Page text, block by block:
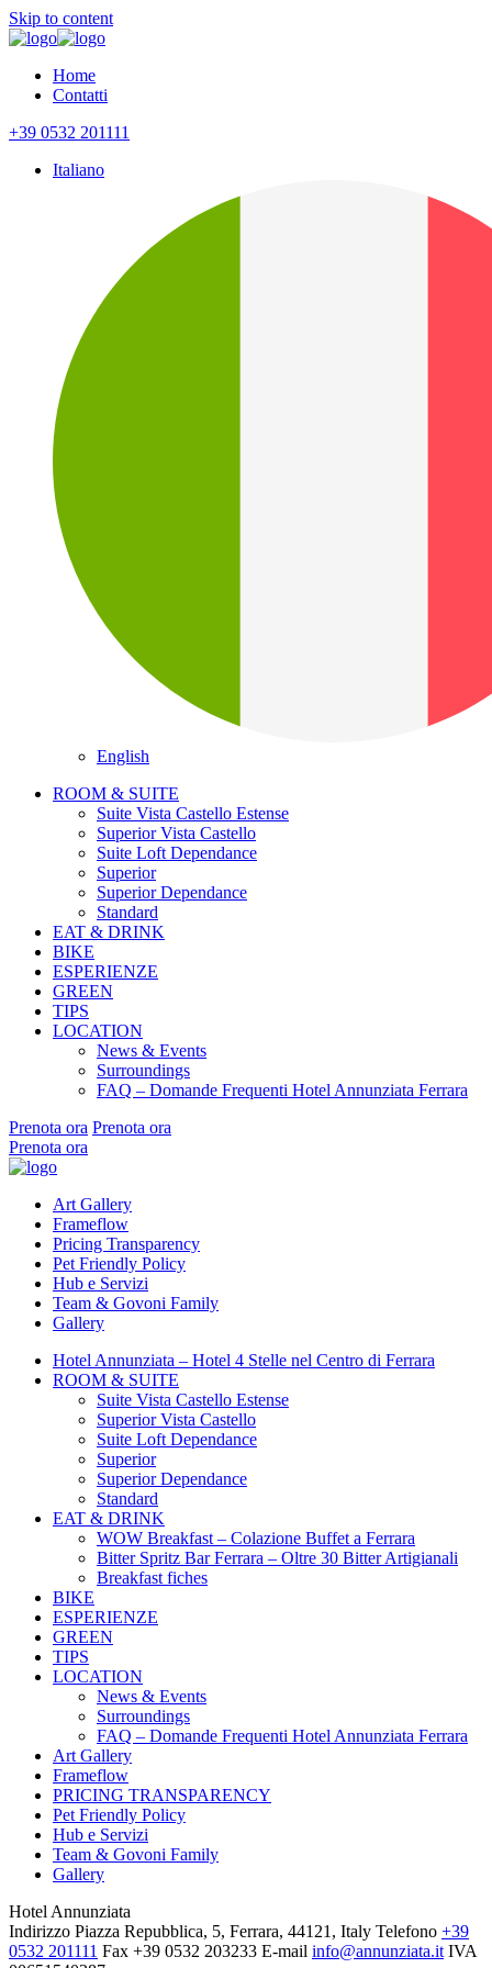
Skip to content
Home
Contatti
+39 0532 201111
Italiano
English
ROOM & SUITE
Suite Vista Castello Estense
Superior Vista Castello
Suite Loft Dependance
Superior
Superior Dependance
Standard
EAT & DRINK
BIKE
ESPERIENZE
GREEN
TIPS
LOCATION
News & Events
Surroundings
FAQ – Domande Frequenti Hotel Annunziata Ferrara
Prenota ora Prenota ora
Prenota ora
Art Gallery
Frameflow
Pricing Transparency
Pet Friendly Policy
Hub e Servizi
Team & Govoni Family
Gallery
Hotel Annunziata – Hotel 4 Stelle nel Centro di Ferrara
ROOM & SUITE
Suite Vista Castello Estense
Superior Vista Castello
Suite Loft Dependance
Superior
Superior Dependance
Standard
EAT & DRINK
WOW Breakfast – Colazione Buffet a Ferrara
Bitter Spritz Bar Ferrara – Oltre 30 Bitter Artigianali
Breakfast fiches
BIKE
ESPERIENZE
GREEN
TIPS
LOCATION
News & Events
Surroundings
FAQ – Domande Frequenti Hotel Annunziata Ferrara
Art Gallery
Frameflow
PRICING TRANSPARENCY
Pet Friendly Policy
Hub e Servizi
Team & Govoni Family
Gallery
Hotel Annunziata
Indirizzo Piazza Repubblica, 5, Ferrara, 44121, Italy Telefono +39
0532 201111 Fax +39 0532 203233 E-mail info@annunziata.it IVA